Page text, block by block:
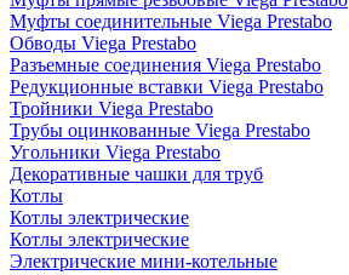
Муфты соединительные Viega Prestabo
Обводы Viega Prestabo
Разъемные соединения Viega Prestabo
Редукционные вставки Viega Prestabo
Тройники Viega Prestabo
Трубы оцинкованные Viega Prestabo
Угольники Viega Prestabo
Декоративные чашки для труб
Котлы
Котлы электрические
Котлы электрические
Электрические мини-котельные